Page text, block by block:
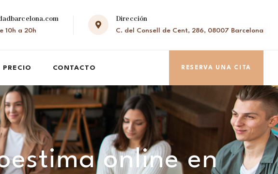
10h a 20h
Dirección
C. del Consell de Cent, 286, 08007 Barcelona
PRECIO CONTACTO RESERVA UNA CITA
online en